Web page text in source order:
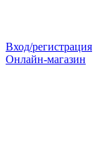
Вход/регистрация
Онлайн-магазин